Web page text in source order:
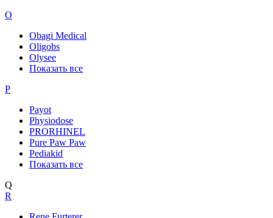
O
Obagi Medical
Oligobs
Olysee
Показать все
P
Payot
Physiodose
PRORHINEL
Pure Paw Paw
Pediakid
Показать все
Q
R